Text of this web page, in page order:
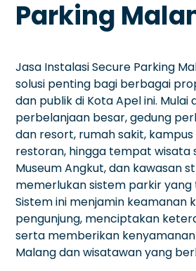
Parking
Jasa Instalasi Secure Parking
solusi penting bagi berbagai
dan publik di Kota Apel ini. Mulai
perbelanjaan besar, gedung
dan resort, rumah sakit,
restoran, hingga tempat wisata
Museum Angkut, dan kawasan
memerlukan sistem parkir yang
Sistem ini menjamin keamanan
pengunjung, menciptakan
serta memberikan
Malang dan wisatawan yang